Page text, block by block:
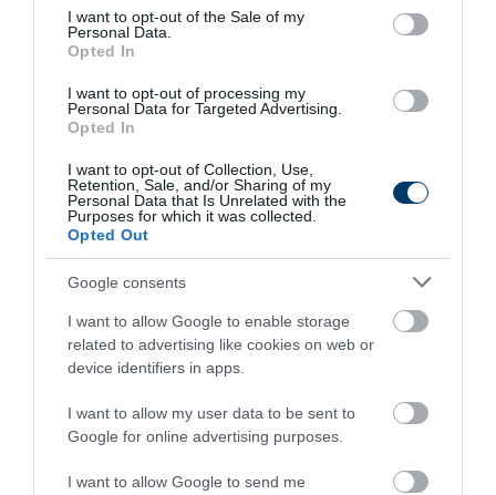
consent section.
I want to opt-out of the Sale of my
Personal Data.
Opted In
I want to opt-out of processing my
Personal Data for Targeted Advertising.
Opted In
I want to opt-out of Collection, Use,
Retention, Sale, and/or Sharing of my
Personal Data that Is Unrelated with the
Purposes for which it was collected.
Opted Out
Google consents
I want to allow Google to enable storage
related to advertising like cookies on web or
device identifiers in apps.
I want to allow my user data to be sent to
Google for online advertising purposes.
I want to allow Google to send me
3 h 9 min
Stop Eating These 3 Foods That Are Known to
Cause Parasites
414 190